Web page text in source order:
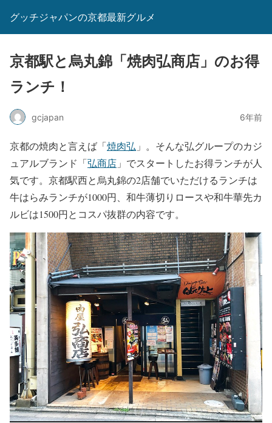
グッチジャパンの京都最新グルメ
京都駅と烏丸錦「焼肉弘商店」のお得
ランチ！
gcjapan 6年前
京都の焼肉と言えば「焼肉弘 」。そんな弘グループのカジ
ュアルブランド「弘商店 」でスタートしたお得ランチが人
気です。京都駅西と烏丸錦の2店舗でいただけるランチは
牛はらみランチが1000円、和牛薄切りロースや和牛華先カ
ルビは1500円とコスパ抜群の内容です。